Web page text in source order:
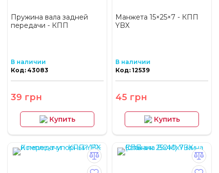
Пружина вала задней
передачи - КПП
В наличии
Код: 43083
39 грн
Купить
Манжета 15×25×7 - КПП
YBX
В наличии
Код: 12539
45 грн
Купить